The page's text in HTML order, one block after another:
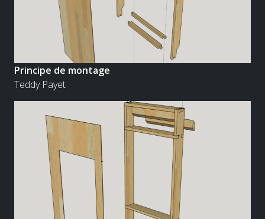
Principe de montage
Teddy Payet